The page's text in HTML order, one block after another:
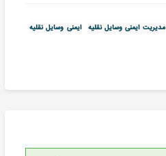
مدیریت ایمنی وسایل نقلیه
ایمنی وسایل نقلیه